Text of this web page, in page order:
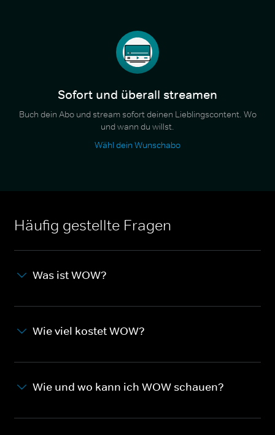
Sofort und überall streamen
Buch dein Abo und stream sofort deinen Lieblingscontent. Wo
und wann du willst.
Wähl dein Wunschabo
Häufig gestellte Fragen
Was ist WOW?
Wie viel kostet WOW?
Wie und wo kann ich WOW schauen?